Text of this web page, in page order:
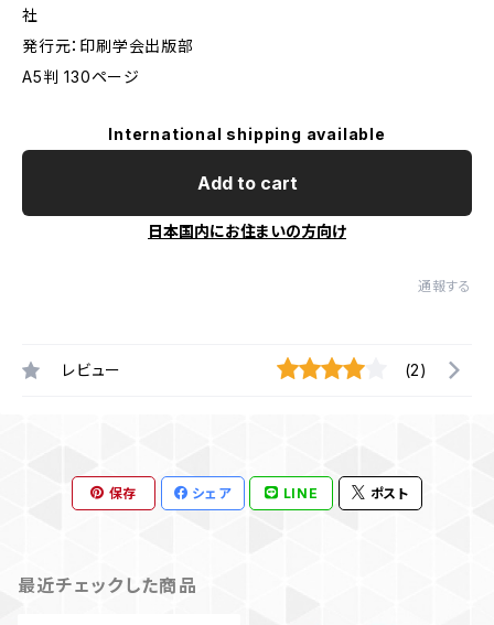
社
発行元：印刷学会出版部
A5判 130ページ
International shipping available
Add to cart
日本国内にお住まいの方向け
通報する
レビュー (2)
保存 シェア LINE ポスト
最近チェックした商品